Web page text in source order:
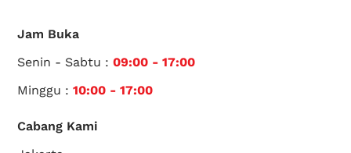
Jam Buka
Senin - Sabtu :09:00 - 17:00
Minggu :10:00 - 17:00
Cabang Kami